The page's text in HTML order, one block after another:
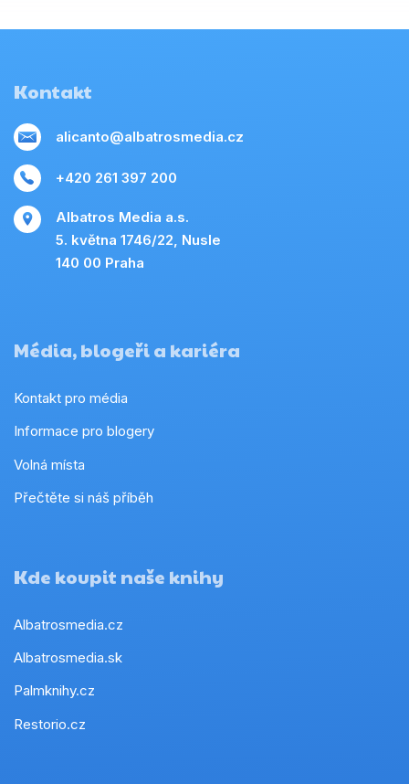
Kontakt
alicanto@albatrosmedia.cz
+420 261 397 200
Albatros Media a.s.
5. května 1746/22, Nusle
140 00 Praha
Média, blogeři a kariéra
Kontakt pro média
Informace pro blogery
Volná místa
Přečtěte si náš příběh
Kde koupit naše knihy
Albatrosmedia.cz
Albatrosmedia.sk
Palmknihy.cz
Restorio.cz